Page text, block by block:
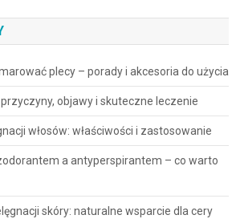
plecy – porady i akcesoria do użycia
objawy i skuteczne leczenie
włosów: właściwości i zastosowanie
a antyperspirantem – co warto
skóry: naturalne wsparcie dla cery